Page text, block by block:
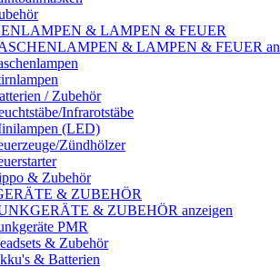
& LAMPEN & FEUER
& LAMPEN & FEUER
/ Zubehör
Infrarotstäbe
(LED)
Zündhölzer
& Zubehör
& ZUBEHÖR
& ZUBEHÖR anzeigen
PMR
& Zubehör
& Batterien